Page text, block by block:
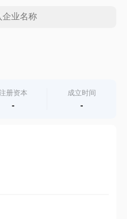
册资本
-
成立时间
-